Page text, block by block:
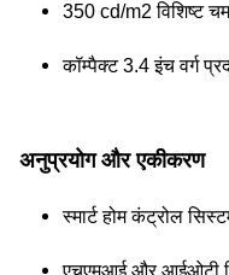
350 cd/m2 विशिष्ट
कॉम्पैक्ट 3.4 इंच वर्ग
अनुप्रयोग और एकीकरण
स्मार्ट होम कंट्रोल
एचएमआई और आईओटी